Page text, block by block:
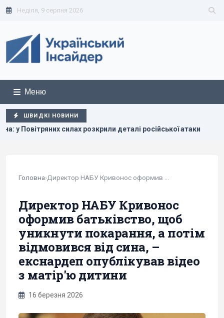
Неділя, 9 серпня 2026
Меню
ШВИДКІ НОВИНИ
деталі російської атаки Окупанти вдарили по
Головна›
Директор НАБУ Кривонос
оформив батьківство, щоб
уникнути покарання, а потім
відмовився від сина, –
екснардеп опублікував відео
з матір'ю дитини
16 березня 2026